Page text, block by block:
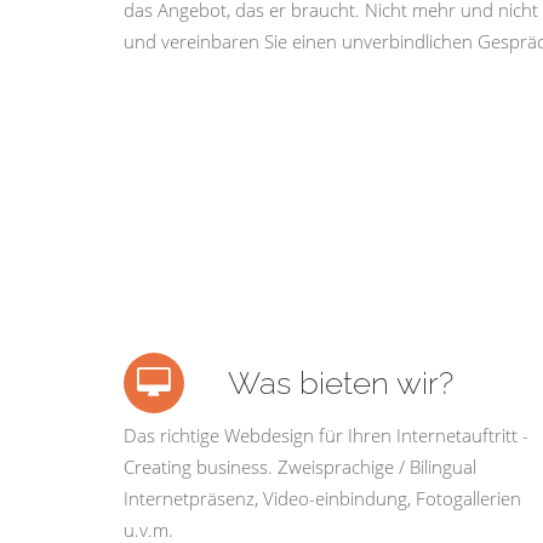
das Angebot, das er braucht. Nicht mehr und
und vereinbaren Sie einen unverbindlichen
Was bieten wir?
Das richtige Webdesign für Ihren Internetauftritt -
Creating business. Zweisprachige / Bilingual
Internetpräsenz, Video-einbindung, Fotogallerien
u.v.m.